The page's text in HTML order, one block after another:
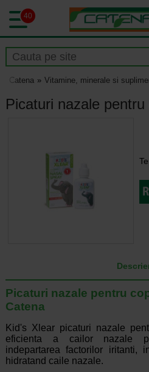
40
Catena Vitamine, minerale si
Picaturi nazale
Picaturi nazale pentru
Catena
Kid's Xlear picaturi nazale
eficienta a cailor nazale
indepartarea factorilor iritanti,
hidratand caile nazale.